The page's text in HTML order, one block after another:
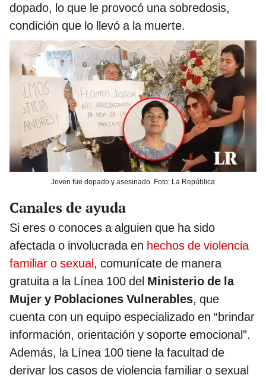
dopado, lo que le provocó una sobredosis,
condición que lo llevó a la muerte.
Joven fue dopado y asesinado. Foto: La República
Canales de ayuda
Si eres o conoces a alguien que ha sido
afectada o involucrada en hechos de violencia
familiar o sexual, comunícate de manera
gratuita a la Línea 100 del Ministerio de la
Mujer y Poblaciones Vulnerables, que
cuenta con un equipo especializado en “brindar
información, orientación y soporte emocional”.
Además, la Línea 100 tiene la facultad de
derivar los casos de violencia familiar o sexual